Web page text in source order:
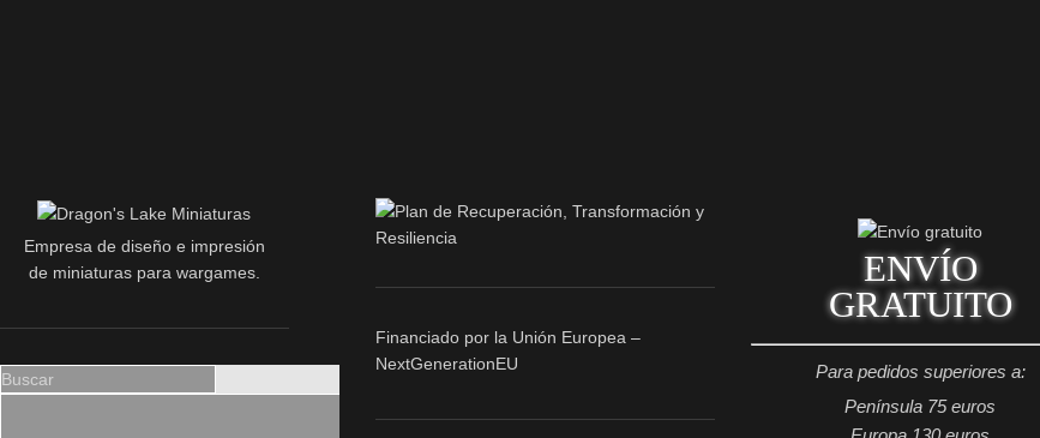
Empresa de diseño e impresión
de miniaturas para wargames.
Financiado por la Unión Europea –
NextGenerationEU
ENVÍO
GRATUITO
Para pedidos superiores a:
Península 75 euros